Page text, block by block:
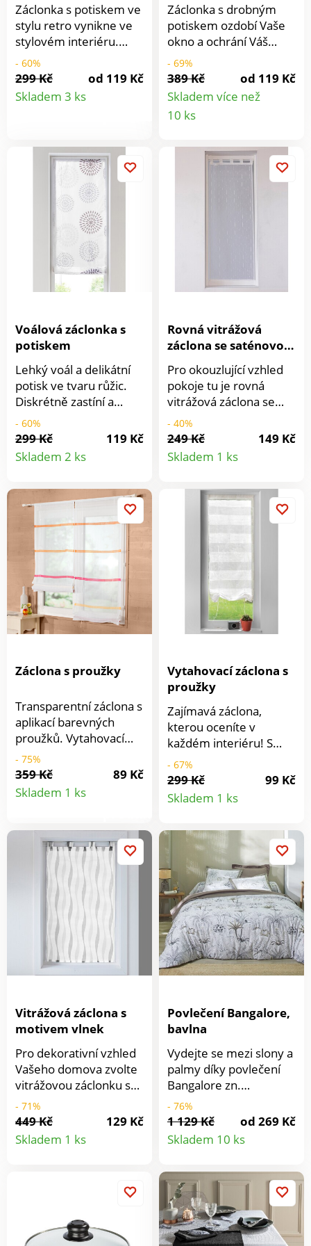
Záclonka s potiskem ve
stylu retro vynikne ve
stylovém interiéru.
Výšku lze nastavit
saténovými stuhami po
stranách. Nahoře lem
na provlečení tyče.
- 60%
299 Kč
od 119 Kč
Skladem 3 ks
Detail
Záclonka s drobným
potiskem ozdobí Vaše
okno a ochrání Váš
interiér před zraky
zvenčí. Je z lehkého
voálu, který propouští
lomené světlo. Výška
se nastavuje pomocí 2
Nahoře lem na
navléknutí tyče. Spodní
okraj rovný. Prodává se
- 69%
389 Kč
od 119 Kč
Skladem více než
10 ks
Voálová záclonka s
potiskem
Lehký voál a delikátní
potisk ve tvaru růžic.
Diskrétně zastíní a
zútulní Váš interiér.
Výška nastavitelná
pomocí postranních
stužek. Snadno se
jednotlivě.
- 60%
299 Kč
119 Kč
Skladem 2 ks
Detail
Rovná vitrážová
záclona se saténovou
stuhou
Pro okouzlující vzhled
pokoje tu je rovná
vitrážová záclona se
saténovou stuhou.
Etamín se saténovou
stuhou. Připraveno k
pověšení. Rovná
nebo 5 poutky. Spodní
lem a boky zakončené
lemem. Prodáváno
jednotlivě. Pro ochranu
životního prostředí
doporučujeme prát na
30 °C a sušit volně na
vzduchu.
- 40%
249 Kč
149 Kč
Skladem 1 ks
Detail
Záclona s proužky
Transparentní záclona s
aplikací barevných
proužků. Vytahovací
záclona má stuhy na
zavázání. Záclona má
rovný spodní okraj a
tunýlkem pro
tyče. Tyčky pro zatížení
spodního okraje.
Prodáváno jednotlivě.
Lze prát v pračce.
Matriál 100 %
polyester.
- 75%
359 Kč
89 Kč
Skladem 1 ks
Vytahovací záclona s
proužky
Zajímavá záclona,
kterou oceníte v
každém interiéru! S
vodorovnými proužky
pro moderní vzhled.
Délku lze upravit
pomocí postranní stuh
poloprůhledného
voálu. S tunýlkem pro
provlečení garnýžové
tyče. Materiál 100%
polyester.
- 67%
299 Kč
99 Kč
Skladem 1 ks
Detail
Vitrážová záclona s
motivem vlnek
Pro dekorativní vzhled
Vašeho domova zvolte
vitrážovou záclonku s
motivem vlnek.
Připraveno k pověšení,
zakončení poutky.
Prodáváno jednotlivě.
Tato známka označuje
byly podrobeny
- 71%
449 Kč
129 Kč
Skladem 1 ks
Detail
Povlečení Bangalore,
bavlna
Vydejte se mezi slony a
palmy díky povlečení
Bangalore zn.
Colombine z ultra
jemné bavlny: příslib
klidného spánku!
Kvalita zn. Colombine.
odolného materiálu.
Pevná a pravidelná
tkanina. Povlak na
polštář s plochým
- 76%
1 129 Kč
od 269 Kč
Skladem 10 ks
Detail